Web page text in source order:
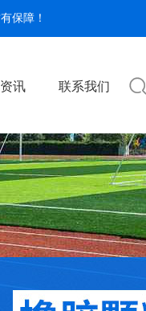
保障！
讯 联系我们 